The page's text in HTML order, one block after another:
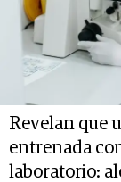
Revelan que
entrenada
laboratorio: